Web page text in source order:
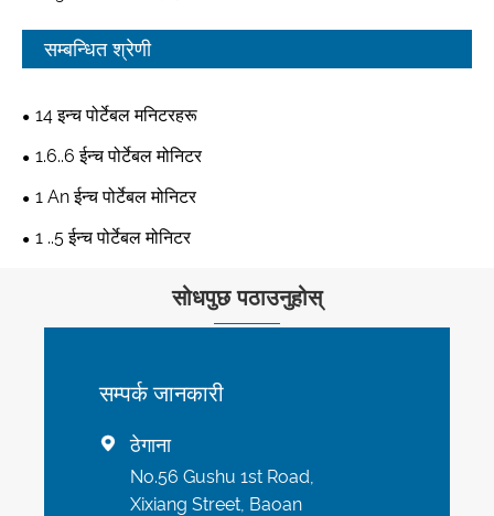
सम्बन्धित श्रेणी
14 इन्च पोर्टेबल मनिटरहरू
1.6..6 ईन्च पोर्टेबल मोनिटर
1 An ईन्च पोर्टेबल मोनिटर
1 ..5 ईन्च पोर्टेबल मोनिटर
सोधपुछ पठाउनुहोस्
सम्पर्क जानकारी
 ठेगाना
No.56 Gushu 1st Road,
Xixiang Street, Baoan